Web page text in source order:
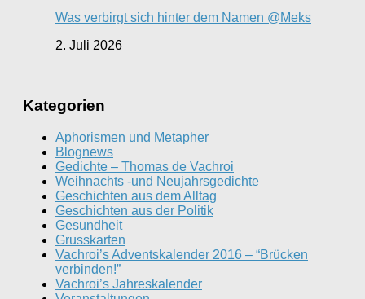
Was verbirgt sich hinter dem Namen @Meks
2. Juli 2026
Kategorien
Aphorismen und Metapher
Blognews
Gedichte – Thomas de Vachroi
Weihnachts -und Neujahrsgedichte
Geschichten aus dem Alltag
Geschichten aus der Politik
Gesundheit
Grusskarten
Vachroi’s Adventskalender 2016 – “Brücken
verbinden!”
Vachroi’s Jahreskalender